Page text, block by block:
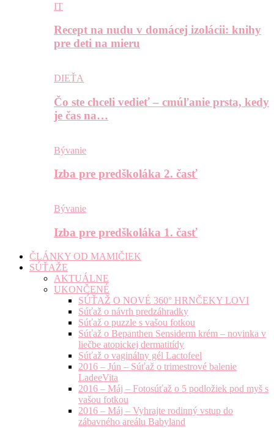
IT
Recept na nudu v domácej izolácii: knihy
pre deti na mieru
DIEŤA
Čo ste chceli vedieť – cmúľanie prsta, kedy
je čas na…
Bývanie
Izba pre predškoláka 2. časť
Bývanie
Izba pre predškoláka 1. časť
ČLÁNKY OD MAMIČIEK
SÚŤAŽE
AKTUÁLNE
UKONČENÉ
SÚŤAŽ O NOVÉ 360° HRNČEKY LOVI
Súťaž o návrh predzáhradky
Súťaž o puzzle s vašou fotkou
Súťaž o Bepanthen Sensiderm krém – novinka v
liečbe atopickej dermatitídy
Súťaž o vaginálny gél Lactofeel
2016 – Jún – Súťaž o trimestrové balenie
LadeeVita
2016 – Máj – Fotosúťaž o 5 podložiek pod myš s
vašou fotkou
2016 – Máj – Vyhrajte rodinný vstup do
zábavného areálu Babyland